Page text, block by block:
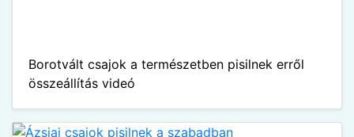
Borotvált csajok a természetben pisilnek erről
összeállítás videó